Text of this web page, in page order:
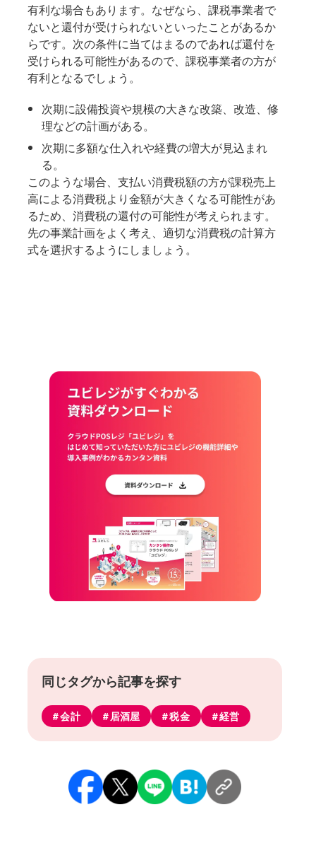
有利な場合もあります。なぜなら、課税事業者で
ないと還付が受けられないといったことがあるか
らです。次の条件に当てはまるのであれば還付を
受けられる可能性があるので、課税事業者の方が
有利となるでしょう。
次期に設備投資や規模の大きな改築、改造、修
理などの計画がある。
次期に多額な仕入れや経費の増大が見込まれ
る。
このような場合、支払い消費税額の方が課税売上
高による消費税より金額が大きくなる可能性があ
るため、消費税の還付の可能性が考えられます。
先の事業計画をよく考え、適切な消費税の計算方
式を選択するようにしましょう。
同じタグから記事を探す
会計 居酒屋 税金 経営